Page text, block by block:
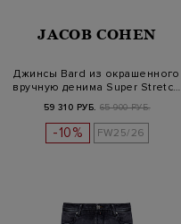
JACOB COHEN
Джинсы Bard из окрашенного
вручную денима Super Stretc…
59 310 РУБ. 65 900 РУБ.
-10% FW25/26